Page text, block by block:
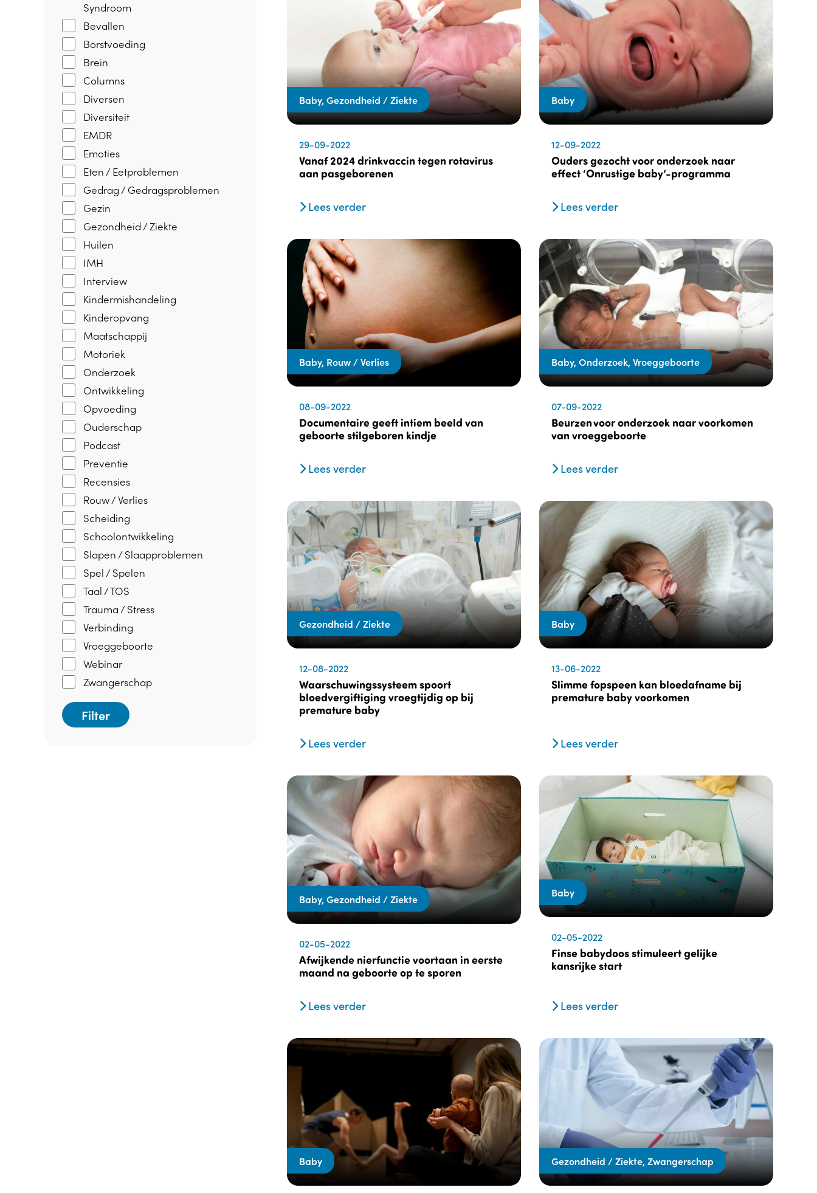
Syndroom
Bevallen
Borstvoeding
Brein
Columns
Diversen
Diversiteit
EMDR
Emoties
Eten / Eetproblemen
Gedrag / Gedragsproblemen
Gezin
Gezondheid / Ziekte
Huilen
IMH
Interview
Kindermishandeling
Kinderopvang
Maatschappij
Motoriek
Onderzoek
Ontwikkeling
Opvoeding
Ouderschap
Podcast
Preventie
Recensies
Rouw / Verlies
Scheiding
Schoolontwikkeling
Slapen / Slaapproblemen
Spel / Spelen
Taal / TOS
Trauma / Stress
Verbinding
Vroeggeboorte
Webinar
Zwangerschap
Baby, Gezondheid / Ziekte
29-09-2022
Vanaf 2024 drinkvaccin tegen rotavirus
aan pasgeborenen
Lees verder
Baby
12-09-2022
Ouders gezocht voor onderzoek naar
effect ‘Onrustige baby’-programma
Lees verder
Baby, Rouw / Verlies
08-09-2022
Documentaire geeft intiem beeld van
geboorte stilgeboren kindje
Lees verder
Baby, Onderzoek, Vroeggeboorte
07-09-2022
Beurzen voor onderzoek naar voorkomen
van vroeggeboorte
Lees verder
Gezondheid / Ziekte
12-08-2022
Waarschuwingssysteem spoort
bloedvergiftiging vroegtijdig op bij
premature baby
Lees verder
Baby
13-06-2022
Slimme fopspeen kan bloedafname bij
premature baby voorkomen
Lees verder
Baby, Gezondheid / Ziekte
02-05-2022
Afwijkende nierfunctie voortaan in eerste
maand na geboorte op te sporen
Lees verder
Baby
02-05-2022
Finse babydoos stimuleert gelijke
kansrijke start
Lees verder
Baby Gezondheid / Ziekte, Zwangerschap